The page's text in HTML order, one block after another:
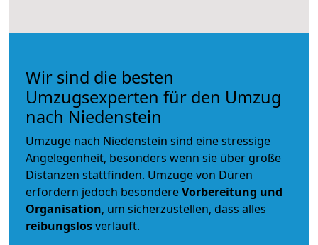
Wir sind die besten
Umzugsexperten für den Umzug
nach Niedenstein
Umzüge nach Niedenstein sind eine stressige
Angelegenheit, besonders wenn sie über große
Distanzen stattfinden. Umzüge von Düren
erfordern jedoch besondereVorbereitung und
Organisation, um sicherzustellen, dass alles
reibungslosverläuft.